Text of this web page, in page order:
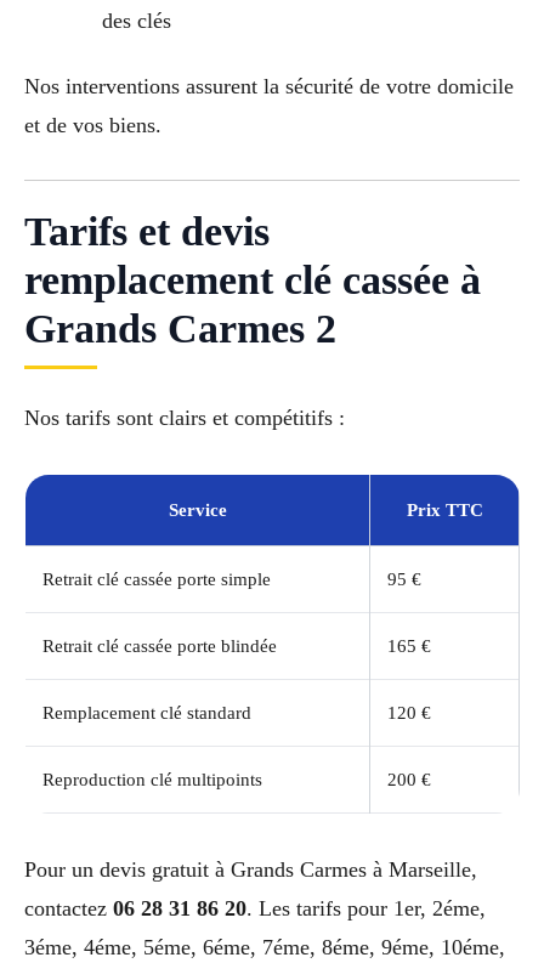
des clés
Nos interventions assurent la sécurité de votre domicile
et de vos biens.
Tarifs et devis
remplacement clé cassée à
Grands Carmes 2
Nos tarifs sont clairs et compétitifs :
Service Prix TTC
Retrait clé cassée porte simple 95 €
Retrait clé cassée porte blindée 165 €
Remplacement clé standard 120 €
Reproduction clé multipoints 200 €
Pour un devis gratuit à Grands Carmes à Marseille,
contactez 06 28 31 86 20. Les tarifs pour 1er, 2éme,
3éme, 4éme, 5éme, 6éme, 7éme, 8éme, 9éme, 10éme,